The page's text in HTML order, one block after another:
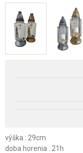
výška : 29cm
doba horenia : 21h